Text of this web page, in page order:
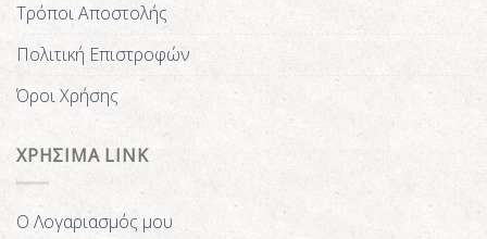
Τρόποι Αποστολής
Πολιτική Επιστροφών
Όροι Χρήσης
ΧΡΗΣΙΜΑ LINK
Ο Λογαριασμός μου